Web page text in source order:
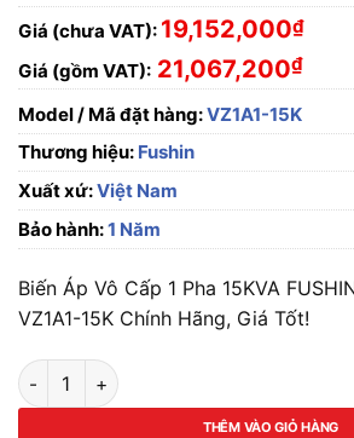
Giá (chưa VAT): 19,152,000₫
Giá (gồm VAT): 21,067,200₫
Model / Mã đặt hàng:VZ1A1-15K
Thương hiệu: Fushin
Xuất xứ:Việt Nam
Bảo hành:1 Năm
Biến Áp Vô Cấp 1 Pha 15KVA
VZ1A1-15K Chính Hãng, Giá Tốt!
Biến Áp Vô Cấp 1 Pha 15KVA FUSHIN
THÊM VÀO GIỎ HÀNG